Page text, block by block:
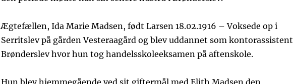
Ægtefællen, Ida Marie Madsen, født Larsen 18.02.1916 – Voksede op i
Serritslev på gården Vesteraagård og blev uddannet som
Brønderslev hvor hun tog handelsskoleeksamen på aftenskole.